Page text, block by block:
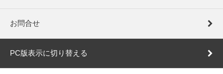
お問合せ
PC版表示に切り替える